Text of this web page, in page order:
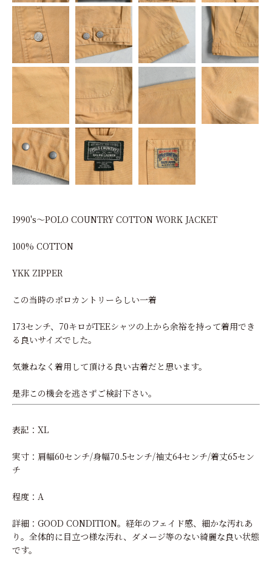
1990's～POLO COUNTRY COTTON WORK JACKET
100% COTTON
YKK ZIPPER
この当時のポロカントリーらしい一着
173センチ、70キロがTEEシャツの上から余裕を持って着用でき
る良いサイズでした。
気兼ねなく着用して頂ける良い古着だと思います。
是非この機会を逃さずご検討下さい。
表記：XL
実寸：肩幅60センチ/身幅70.5センチ/袖丈64センチ/着丈65セン
チ
程度：A
詳細：GOOD CONDITION。経年のフェイド感、細かな汚れあ
り。全体的に目立つ様な汚れ、ダメージ等のない綺麗な良い状態
です。